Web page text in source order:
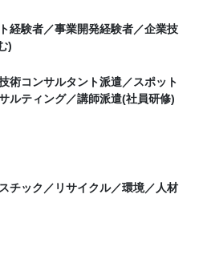
経験者／事業開発経験者／企業技
)
術コンサルタント派遣／スポット
ルティング／講師派遣(社員研修)
チック／リサイクル／環境／人材